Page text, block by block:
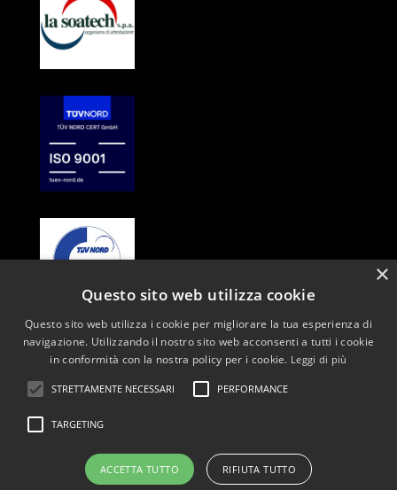
CHI SIAMO
GENERAL CONTRACTOR
REALIZZAZIONI
PB Project Building srl ©2023 |
02665790412|privacy policy
×
Questo sito web utilizza cookie
Questo sito web utilizza i cookie per migliorare la tua esperienza di
navigazione. Utilizzando il nostro sito web acconsenti a tutti i cookie
in conformità con la nostra policy per i cookie. Leggi di più
STRETTAMENTE NECESSARI PERFORMANCE
TARGETING
ACCETTA TUTTO RIFIUTA TUTTO